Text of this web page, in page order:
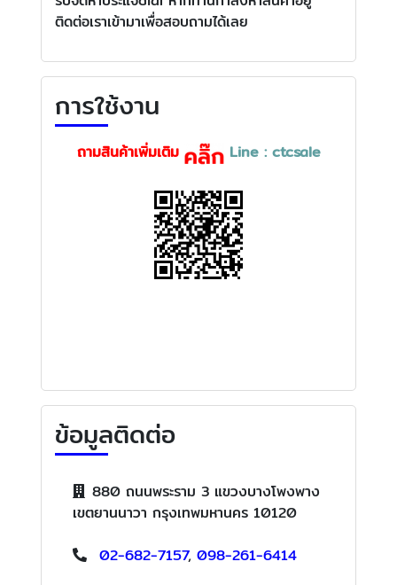
ติดต่อเราเข้ามาเพื่อสอบถามได้เลย
การใช้งาน
ถามสินค้าเพิ่มเติม Line : ctcsale
ข้อมูลติดต่อ
880 ถนนพระราม 3 แขวงบางโพงพาง
เขตยานนาวา กรุงเทพมหานคร 10120
02-682-7157, 098-261-6414